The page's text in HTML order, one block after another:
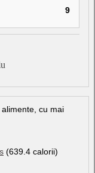
9
cu mai
(639.4 calorii)